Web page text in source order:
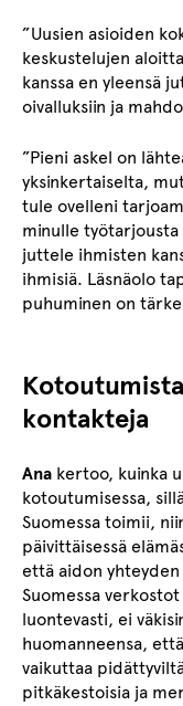
”Uusien asioiden
keskustelujen
kanssa en yleensä
oivalluksiin ja
”Pieni askel on
yksinkertaiselta,
tule ovelleni
minulle työtarjousta
juttele ihmisten
ihmisiä. Läsnäolo
puhuminen on
kontakteja
Ana kertoo, kuinka
kotoutumisessa,
Suomessa toimii,
päivittäisessä
että aidon
Suomessa
luontevasti, ei
huomanneensa,
vaikuttaa
pitkäkestoisia ja